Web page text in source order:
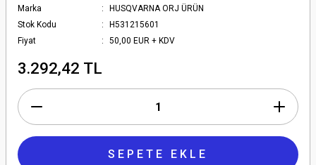
Marka
HUSQVARNA ORJ ÜRÜN
Stok Kodu
H531215601
Fiyat
50,00 EUR + KDV
3.292,42 TL
SEPETE EKLE